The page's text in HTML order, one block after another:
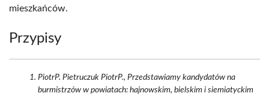
mieszkańców.
Przypisy
PiotrP. Pietruczuk PiotrP., Przedstawiamy kandydatów na
burmistrzów w powiatach: hajnowskim, bielskim i siemiatyckim